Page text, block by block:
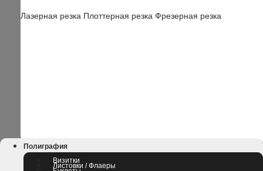
Лазерная резка Плоттерная резка Фрезерная резка
Полиграфия
Визитки
Листовки / Флаеры